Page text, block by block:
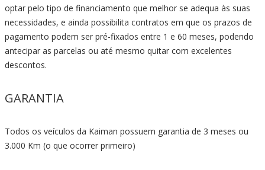
optar pelo tipo de financiamento que melhor se adequa às suas
necessidades, e ainda possibilita contratos em que os prazos de
pagamento podem ser pré-fixados entre 1 e 60 meses, podendo
antecipar as parcelas ou até mesmo quitar com excelentes
descontos.
GARANTIA
Todos os veículos da Kaiman possuem garantia de 3 meses ou
3.000 Km (o que ocorrer primeiro)